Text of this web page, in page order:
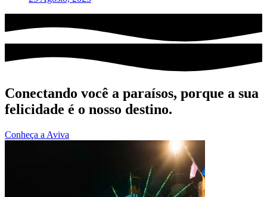
Conectando você a paraísos, porque a sua
felicidade é o nosso destino.
Conheça a Aviva